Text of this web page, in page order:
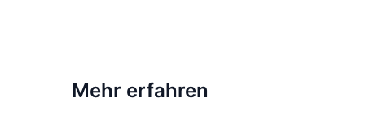
Mehr erfahren